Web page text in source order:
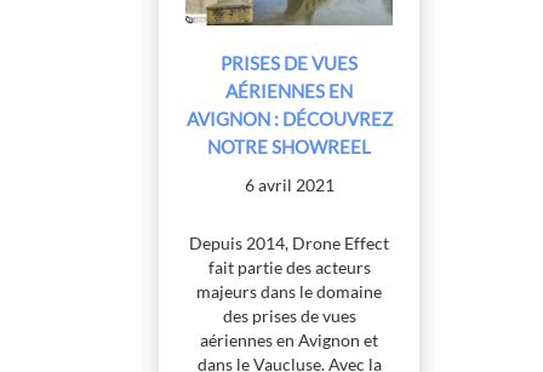
PRISES DE VUES
AÉRIENNES EN
AVIGNON : DÉCOUVREZ
NOTRE SHOWREEL
6 avril 2021
Depuis 2014, Drone Effect
fait partie des acteurs
majeurs dans le domaine
des prises de vues
aériennes en Avignon et
dans le Vaucluse. Avec la